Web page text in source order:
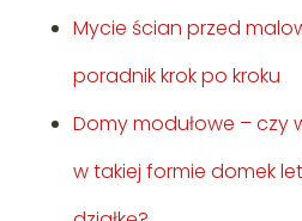
Mycie ścian przed
poradnik krok po kroku
Domy modułowe –
w takiej formie domek